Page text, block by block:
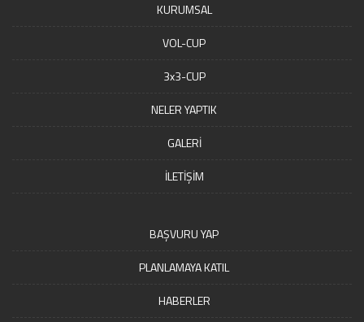
KURUMSAL
VOL-CUP
3x3-CUP
NELER YAPTIK
GALERİ
İLETİŞİM
BAŞVURU YAP
PLANLAMAYA KATIL
HABERLER